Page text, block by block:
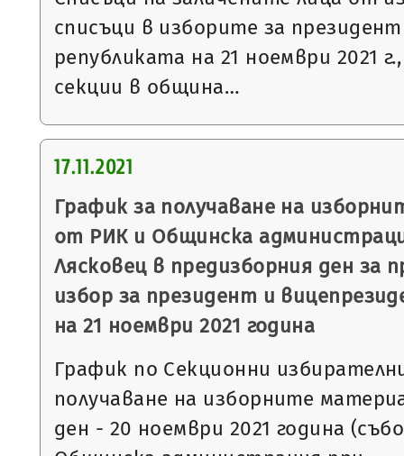
списъци в изборите за
републиката на 21 ноември 2021
секции в община…
17.11.2021
График за получаване на
от РИК и Общинска
Лясковец в предизборния ден за
избор за президент и
на 21 ноември 2021 година
График по Секционни
получаване на изборните
ден - 20 ноември 2021 година